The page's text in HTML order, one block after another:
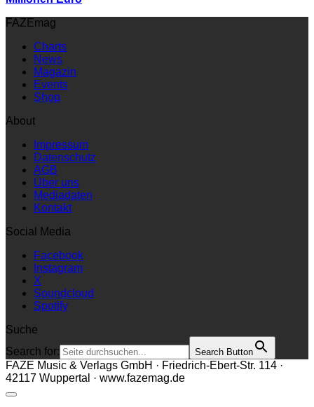
FAZEmag
Charts
News
Magazin
Events
Shop
About
Impressum
Datenschutz
AGB
Über uns
Mediadaten
Kontakt
Social Media
Facebook
Instagram
X
Soundcloud
Spotify
Suche
Search for:
Search Button
FAZE Music & Verlags GmbH · Friedrich-Ebert-Str. 114 ·
42117 Wuppertal · www.fazemag.de